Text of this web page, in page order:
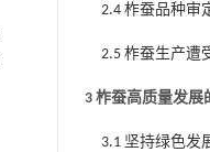
2.4 柞蚕品种审
2.5 柞蚕生产遭
度大
3 柞蚕高质量发展
3.1 坚持绿色发